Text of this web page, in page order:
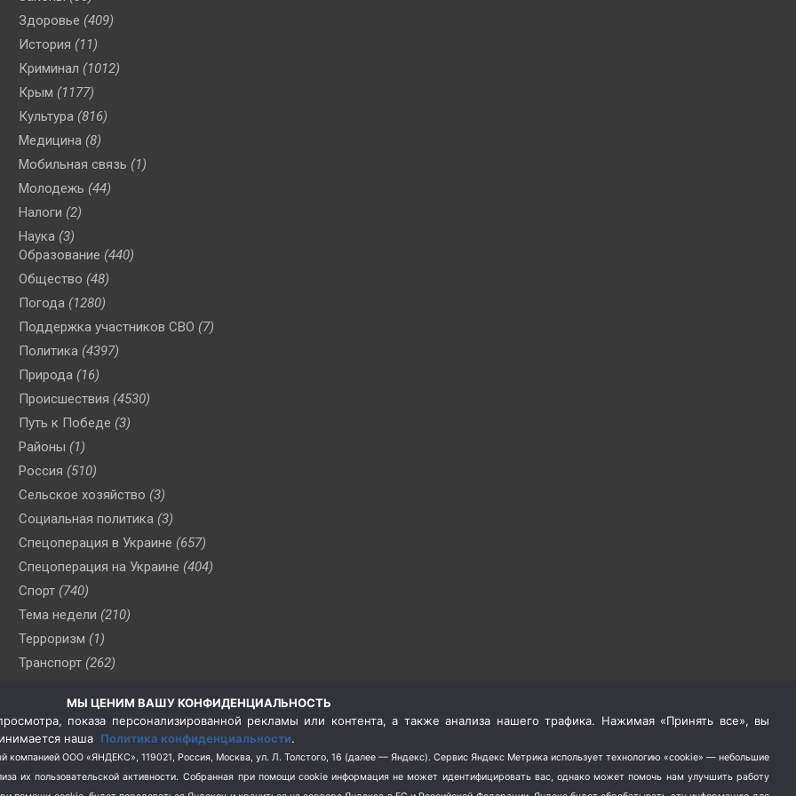
Здоровье (409)
История (11)
Криминал (1012)
Крым (1177)
Культура (816)
Медицина (8)
Мобильная связь (1)
Молодежь (44)
Налоги (2)
Наука (3)
Образование (440)
Общество (48)
Погода (1280)
Поддержка участников СВО (7)
Политика (4397)
Природа (16)
Происшествия (4530)
Путь к Победе (3)
Районы (1)
Россия (510)
Сельское хозяйство (3)
Социальная политика (3)
Спецоперация в Украине (657)
Спецоперация на Украине (404)
Спорт (740)
Тема недели (210)
Терроризм (1)
Транспорт (262)
(76)
Цены (2)
Школа и спорт (2)
Экология (8)
МЫ ЦЕНИМ ВАШУ КОНФИДЕНЦИАЛЬНОСТЬ
показа персонализированной рекламы или контента, а также анализа нашего трафика. Нажимая «Принять все», вы
наша Политика конфиденциальности.
компанией ООО «ЯНДЕКС», 119021, Россия, Москва, ул. Л. Толстого, 16 (далее — Яндекс). Сервис Яндекс Метрика использует технологию «cookie» — небольшие
их пользовательской активности. Собранная при помощи cookie информация не может идентифицировать вас, однако может помочь нам улучшить работу